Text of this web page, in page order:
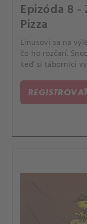
Epizóda 8
Pizza
Linusovi sa na
čo ho rozčarí.
keď si táborníci